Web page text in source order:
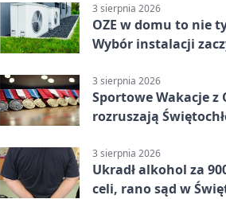
3 sierpnia 2026
OZE w domu to nie
Wybór instalacji
3 sierpnia 2026
Sportowe Wakacje z
rozruszają
3 sierpnia 2026
Ukradł alkohol za
celi, rano sąd w